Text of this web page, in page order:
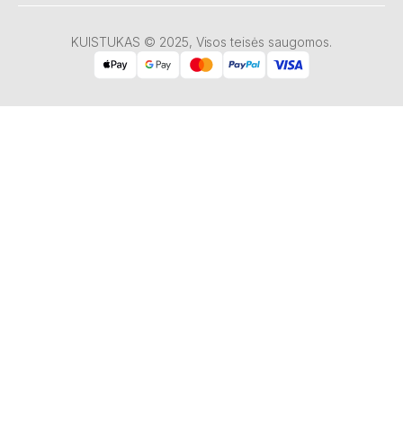
KUISTUKAS © 2025, Visos teisės saugomos.